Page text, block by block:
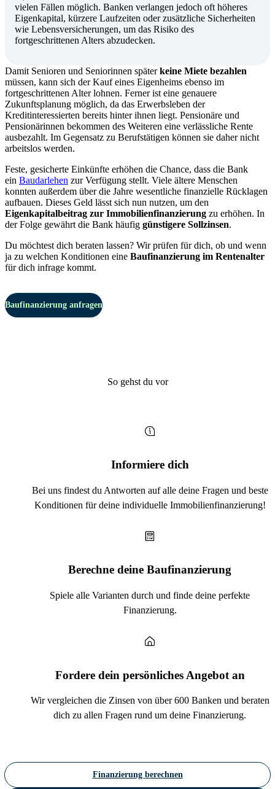
vielen Fällen möglich. Banken verlangen jedoch oft höheres
Eigenkapital, kürzere Laufzeiten oder zusätzliche Sicherheiten
wie Lebensversicherungen, um das Risiko des
fortgeschrittenen Alters abzudecken.
Damit Senioren und Seniorinnen späterkeine Miete bezahlen
müssen, kann sich der Kauf eines Eigenheims ebenso im
fortgeschrittenen Alter lohnen. Ferner ist eine genauere
Zukunftsplanung möglich, da das Erwerbsleben der
Kreditinteressierten bereits hinter ihnen liegt. Pensionäre und
Pensionärinnen bekommen des Weiteren eine verlässliche Rente
ausbezahlt. Im Gegensatz zu Berufstätigen können sie daher nicht
arbeitslos werden.
Feste, gesicherte Einkünfte erhöhen die Chance, dass die Bank
ein Baudarlehen zur Verfügung stellt. Viele ältere Menschen
konnten außerdem über die Jahre wesentliche finanzielle Rücklagen
aufbauen. Dieses Geld lässt sich nun nutzen, um den
Eigenkapitalbeitrag zur Immobilienfinanzierung zu erhöhen. In
der Folge gewährt die Bank häufig günstigere Sollzinsen.
Du möchtest dich beraten lassen? Wir prüfen für dich, ob und wenn
ja zu welchen Konditionen eine Baufinanzierung im Rentenalter
für dich infrage kommt.
Baufinanzierung anfragen
So gehst du vor
Informiere dich
Bei uns findest du Antworten auf alle deine Fragen und beste
Konditionen für deine individuelle Immobilienfinanzierung!
Berechne deine Baufinanzierung
Spiele alle Varianten durch und finde deine perfekte
Finanzierung.
Fordere dein persönliches Angebot an
Wir vergleichen die Zinsen von über 600 Banken und beraten
dich zu allen Fragen rund um deine Finanzierung.
Finanzierung berechnen